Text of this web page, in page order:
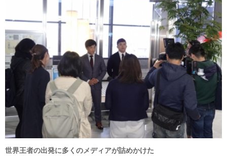
世界王者の出発に多くのメディアが詰めかけた